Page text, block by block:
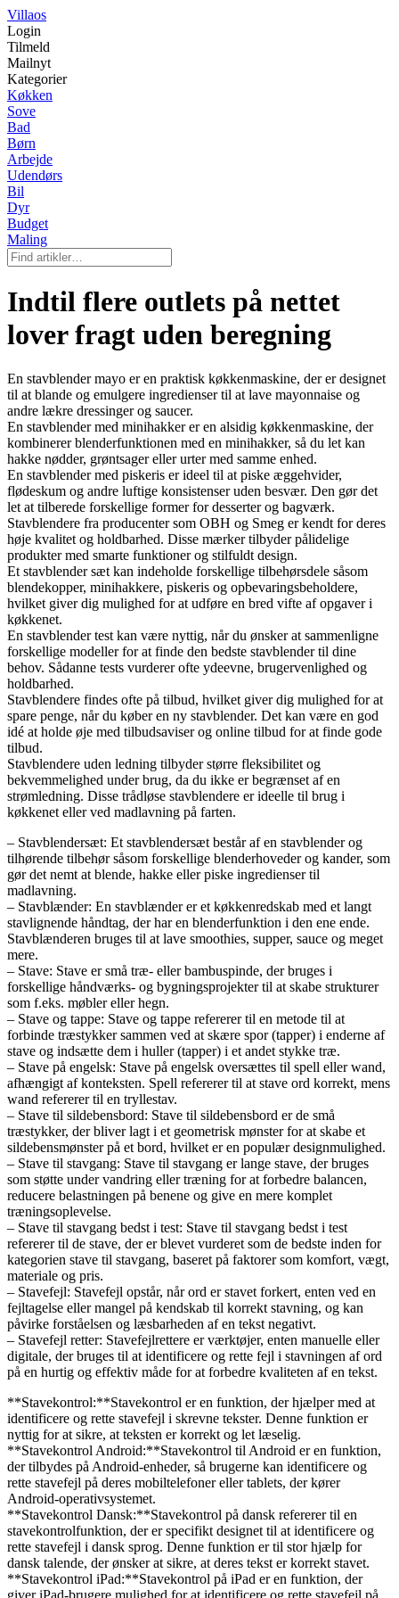
Villaos
Login
Tilmeld
Mailnyt
Kategorier
Køkken
Sove
Bad
Børn
Arbejde
Udendørs
Bil
Dyr
Budget
Maling
Indtil flere outlets på nettet
lover fragt uden beregning
En stavblender mayo er en praktisk køkkenmaskine, der er designet
til at blande og emulgere ingredienser til at lave mayonnaise og
andre lækre dressinger og saucer.
En stavblender med minihakker er en alsidig køkkenmaskine, der
kombinerer blenderfunktionen med en minihakker, så du let kan
hakke nødder, grøntsager eller urter med samme enhed.
En stavblender med piskeris er ideel til at piske æggehvider,
flødeskum og andre luftige konsistenser uden besvær. Den gør det
let at tilberede forskellige former for desserter og bagværk.
Stavblendere fra producenter som OBH og Smeg er kendt for deres
høje kvalitet og holdbarhed. Disse mærker tilbyder pålidelige
produkter med smarte funktioner og stilfuldt design.
Et stavblender sæt kan indeholde forskellige tilbehørsdele såsom
blendekopper, minihakkere, piskeris og opbevaringsbeholdere,
hvilket giver dig mulighed for at udføre en bred vifte af opgaver i
køkkenet.
En stavblender test kan være nyttig, når du ønsker at sammenligne
forskellige modeller for at finde den bedste stavblender til dine
behov. Sådanne tests vurderer ofte ydeevne, brugervenlighed og
holdbarhed.
Stavblendere findes ofte på tilbud, hvilket giver dig mulighed for at
spare penge, når du køber en ny stavblender. Det kan være en god
idé at holde øje med tilbudsaviser og online tilbud for at finde gode
tilbud.
Stavblendere uden ledning tilbyder større fleksibilitet og
bekvemmelighed under brug, da du ikke er begrænset af en
strømledning. Disse trådløse stavblendere er ideelle til brug i
køkkenet eller ved madlavning på farten.
– Stavblendersæt: Et stavblendersæt består af en stavblender og
tilhørende tilbehør såsom forskellige blenderhoveder og kander, som
gør det nemt at blende, hakke eller piske ingredienser til
madlavning.
– Stavblænder: En stavblænder er et køkkenredskab med et langt
stavlignende håndtag, der har en blenderfunktion i den ene ende.
Stavblænderen bruges til at lave smoothies, supper, sauce og meget
mere.
– Stave: Stave er små træ- eller bambuspinde, der bruges i
forskellige håndværks- og bygningsprojekter til at skabe strukturer
som f.eks. møbler eller hegn.
– Stave og tappe: Stave og tappe refererer til en metode til at
forbinde træstykker sammen ved at skære spor (tapper) i enderne af
stave og indsætte dem i huller (tapper) i et andet stykke træ.
– Stave på engelsk: Stave på engelsk oversættes til spell eller wand,
afhængigt af konteksten. Spell refererer til at stave ord korrekt, mens
wand refererer til en tryllestav.
– Stave til sildebensbord: Stave til sildebensbord er de små
træstykker, der bliver lagt i et geometrisk mønster for at skabe et
sildebensmønster på et bord, hvilket er en populær designmulighed.
– Stave til stavgang: Stave til stavgang er lange stave, der bruges
som støtte under vandring eller træning for at forbedre balancen,
reducere belastningen på benene og give en mere komplet
træningsoplevelse.
– Stave til stavgang bedst i test: Stave til stavgang bedst i test
refererer til de stave, der er blevet vurderet som de bedste inden for
kategorien stave til stavgang, baseret på faktorer som komfort, vægt,
materiale og pris.
– Stavefejl: Stavefejl opstår, når ord er stavet forkert, enten ved en
fejltagelse eller mangel på kendskab til korrekt stavning, og kan
påvirke forståelsen og læsbarheden af en tekst negativt.
– Stavefejl retter: Stavefejlrettere er værktøjer, enten manuelle eller
digitale, der bruges til at identificere og rette fejl i stavningen af ord
på en hurtig og effektiv måde for at forbedre kvaliteten af en tekst.
**Stavekontrol:**Stavekontrol er en funktion, der hjælper med at
identificere og rette stavefejl i skrevne tekster. Denne funktion er
nyttig for at sikre, at teksten er korrekt og let læselig.
**Stavekontrol Android:**Stavekontrol til Android er en funktion,
der tilbydes på Android-enheder, så brugerne kan identificere og
rette stavefejl på deres mobiltelefoner eller tablets, der kører
Android-operativsystemet.
**Stavekontrol Dansk:**Stavekontrol på dansk refererer til en
stavekontrolfunktion, der er specifikt designet til at identificere og
rette stavefejl i dansk sprog. Denne funktion er til stor hjælp for
dansk talende, der ønsker at sikre, at deres tekst er korrekt stavet.
**Stavekontrol iPad:**Stavekontrol på iPad er en funktion, der
giver iPad-brugere mulighed for at identificere og rette stavefejl på